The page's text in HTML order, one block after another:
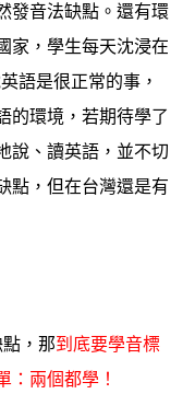
發音法缺點。還有環
家，學生每天沈浸在
語是很正常的事，
的環境，若期待學了
說、讀英語，並不切
點，但在台灣還是有
，那到底要學音標
：兩個都學！